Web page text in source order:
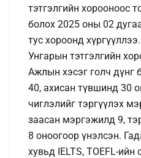
тэтгэлгийн хорооноос
болох 2025 оны 02
тус хороонд
Унгарын тэтгэлгийн
Ажлын хэсэг голч дүнг
40, ахисан түвшинд 30
чиглэлийг тэргүүлэх
заасан мэргэжилд 9,
8 оноогоор үнэлсэн.
хувьд IELTS, TOEFL-ийн